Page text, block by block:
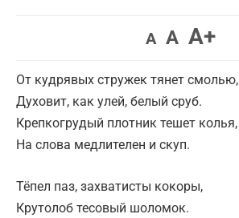
A A A+
От кудрявых стружек тянет смолью,
Духовит, как улей, белый сруб.
Крепкогрудый плотник тешет колья,
На слова медлителен и скуп.
Тёпел паз, захватисты кокоры,
Крутолоб тесовый шоломок.